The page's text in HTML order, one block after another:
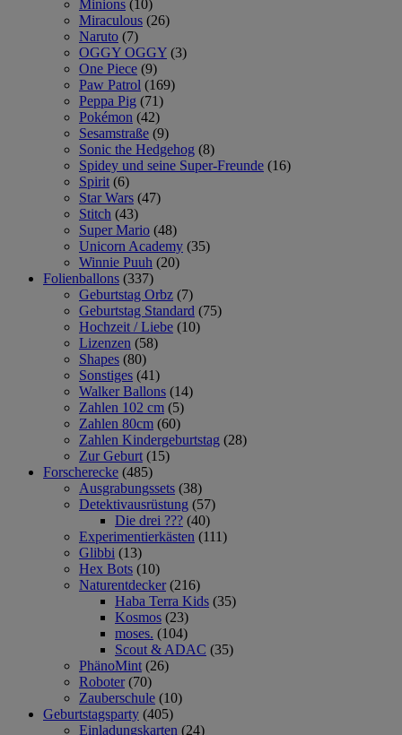
Minions (10)
Miraculous (26)
Naruto (7)
OGGY OGGY (3)
One Piece (9)
Paw Patrol (169)
Peppa Pig (71)
Pokémon (42)
Sesamstraße (9)
Sonic the Hedgehog (8)
Spidey und seine Super-Freunde (16)
Spirit (6)
Star Wars (47)
Stitch (43)
Super Mario (48)
Unicorn Academy (35)
Winnie Puuh (20)
Folienballons (337)
Geburtstag Orbz (7)
Geburtstag Standard (75)
Hochzeit / Liebe (10)
Lizenzen (58)
Shapes (80)
Sonstiges (41)
Walker Ballons (14)
Zahlen 102 cm (5)
Zahlen 80cm (60)
Zahlen Kindergeburtstag (28)
Zur Geburt (15)
Forscherecke (485)
Ausgrabungssets (38)
Detektivausrüstung (57)
Die drei ??? (40)
Experimentierkästen (111)
Glibbi (13)
Hex Bots (10)
Naturentdecker (216)
Haba Terra Kids (35)
Kosmos (23)
moses. (104)
Scout & ADAC (35)
PhänoMint (26)
Roboter (70)
Zauberschule (10)
Geburtstagsparty (405)
Einladungskarten (24)